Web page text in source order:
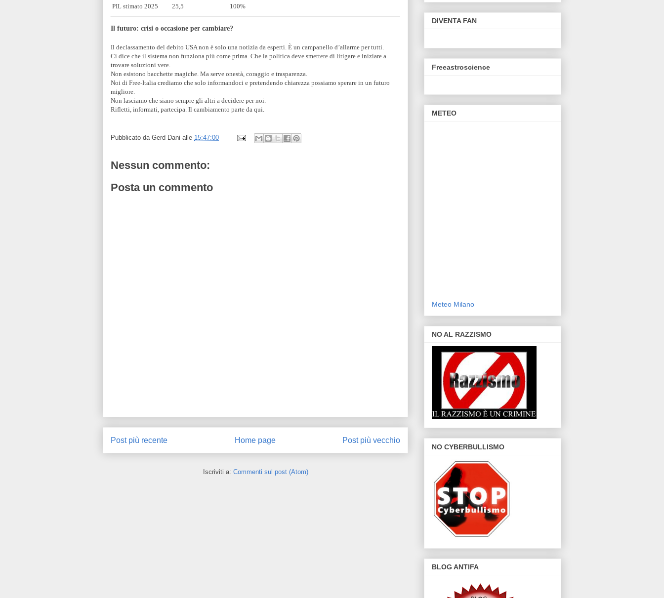
PIL stimato 2025
25,5 100%
Il futuro: crisi o occasione per cambiare?
Il declassamento del debito USA non è solo una notizia da esperti. È un campanello d’allarme per tutti.
Ci dice che il sistema non funziona più come prima. Che la politica deve smettere di litigare e iniziare a
trovare soluzioni vere.
Non esistono bacchette magiche. Ma serve onestà, coraggio e trasparenza.
Noi di Free-Italia crediamo che solo informandoci e pretendendo chiarezza possiamo sperare in un futuro
migliore.
Non lasciamo che siano sempre gli altri a decidere per noi.
Rifletti, informati, partecipa. Il cambiamento parte da qui.
Pubblicato da Gerd Dani alle 15:47:00
Nessun commento:
Posta un commento
Post più recente Post più vecchio
Home page
Iscriviti a: Commenti sul post (Atom)
DIVENTA FAN
Freeastroscience
METEO
Meteo Milano
NO AL RAZZISMO
NO CYBERBULLISMO
BLOG ANTIFA